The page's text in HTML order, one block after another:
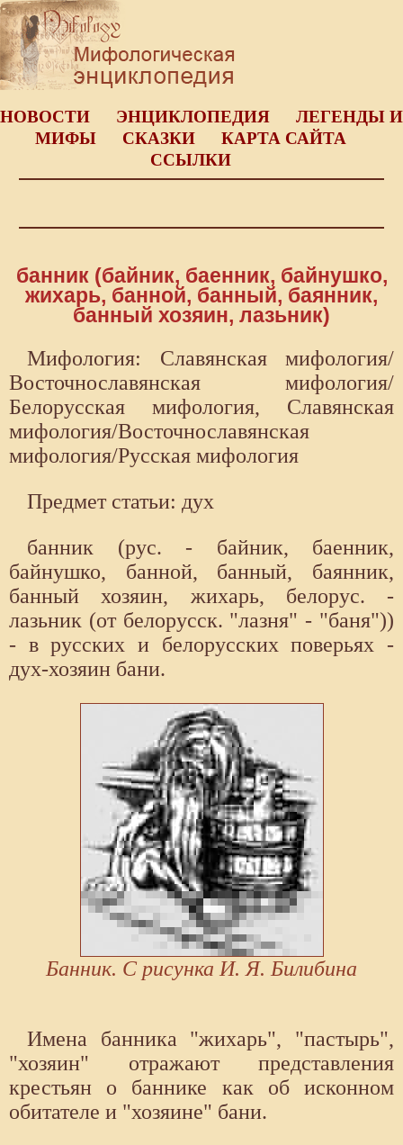
НОВОСТИ ЭНЦИКЛОПЕДИЯ
ЛЕГЕНДЫ И
МИФЫ
СКАЗКИ
КАРТА САЙТА
ССЫЛКИ
банник (байник, баенник, байнушко,
жихарь, банной, банный, баянник,
банный хозяин, лазьник)
Мифология: Славянская мифология/
Восточнославянская мифология/
Белорусская мифология, Славянская
мифология/Восточнославянская
мифология/Русская мифология
Предмет статьи: дух
банник (рус. - байник, баенник,
байнушко, банной, банный, баянник,
банный хозяин, жихарь, белорус. -
лазьник (от белорусск. "лазня" - "баня"))
- в русских и белорусских поверьях -
дух-хозяин бани.
Банник. С рисунка И. Я. Билибина
Имена банника "жихарь", "пастырь",
"хозяин" отражают представления
крестьян о баннике как об исконном
обитателе и "хозяине" бани.